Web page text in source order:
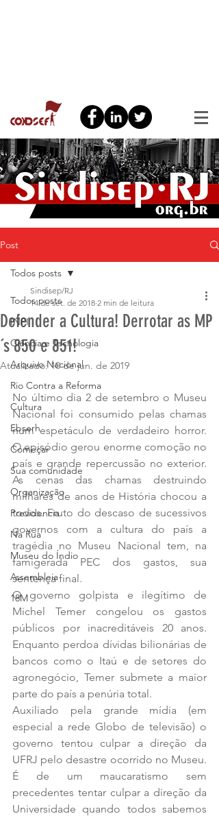
Post
Todos posts
INPI
Ciência e Tecnologia
Arquivo Nacional
Rio Contra a Reforma
Cultura
Ebserh
Começar
Sua comunidade
Organização
Previdencia
Na Rua
Museu do Índio
Assembleia
18M
Todos posts
Defender a Cultura! Derrotar as MP
´s 850 e 851!
Sindisep/RJ
14 de set. de 2018 2 min de leitura
Atualizado:10 de jun. de 2019
No último dia 2 de setembro o Museu
Nacional foi consumido pelas chamas
num espetáculo de verdadeiro horror.
O episódio gerou enorme comoção no
país e grande repercussão no exterior.
As cenas das chamas destruindo
milhares de anos de História chocou a
todos. Fruto do descaso de sucessivos
governos com a cultura do país a
tragédia no Museu Nacional tem, na
famigerada PEC dos gastos, sua
sentença final.
O governo golpista e ilegítimo de
Michel Temer congelou os gastos
públicos por inacreditáveis 20 anos.
Enquanto perdoa dívidas bilionárias de
bancos como o Itaú e de setores do
agronegócio, Temer submete a maior
parte do país a penúria total.
Auxiliado pela grande mídia (em
especial a rede Globo de televisão) o
governo tentou culpar a direção da
UFRJ pelo desastre ocorrido no Museu.
É de um maucaratismo sem
precedentes tentar culpar a direção da
Universidade quando todos sabemos